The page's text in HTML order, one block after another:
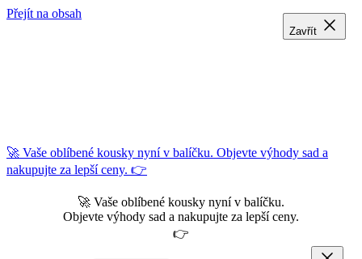
Přejít na obsah
🚀 Vaše oblíbené kousky nyní v balíčku. Objevte výhody sad a
nakupujte za lepší ceny. 👉
🚀 Vaše oblíbené kousky nyní v balíčku.
Objevte výhody sad a nakupujte za lepší ceny.
👉
Zavřít
Zavřít
Zavřít